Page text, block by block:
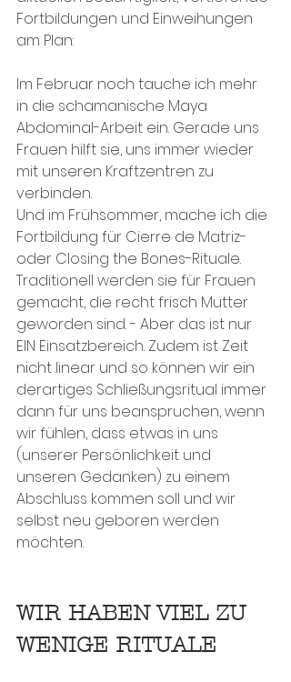
Fortbildungen und Einweihungen
am Plan:
Im Februar noch tauche ich mehr
in die schamanische Maya
Abdominal-Arbeit ein. Gerade uns
Frauen hilft sie, uns immer wieder
mit unseren Kraftzentren zu
verbinden.
Und im Frühsommer, mache ich die
Fortbildung für Cierre de Matriz-
oder Closing the Bones-Rituale.
Traditionell werden sie für Frauen
gemacht, die recht frisch Mutter
geworden sind. - Aber das ist nur
EIN Einsatzbereich. Zudem ist Zeit
nicht linear und so können wir ein
derartiges Schließungsritual immer
dann für uns beanspruchen, wenn
wir fühlen, dass etwas in uns
(unserer Persönlichkeit und
unseren Gedanken) zu einem
Abschluss kommen soll und wir
selbst neu geboren werden
möchten.
WIR HABEN VIEL ZU
WENIGE RITUALE